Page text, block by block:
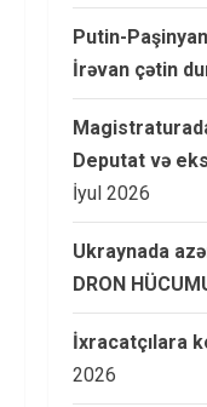
Putin-
İrəvan çətin
Deputat və
İyul 2026
Ukraynada
DRON
İxracatçılara
2026